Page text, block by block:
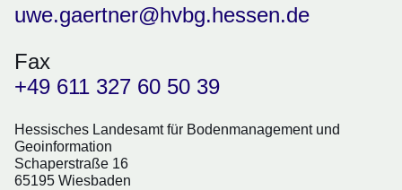
uwe.gaertner@hvbg.hessen.de
Fax
+49 611 327 60 50 39
Hessisches Landesamt für Bodenmanagement und
Geoinformation
Schaperstraße 16
65195 Wiesbaden